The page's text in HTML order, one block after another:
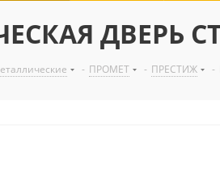
ДВЕРЬ
- ПРОМЕТ - ПРЕСТИЖ -